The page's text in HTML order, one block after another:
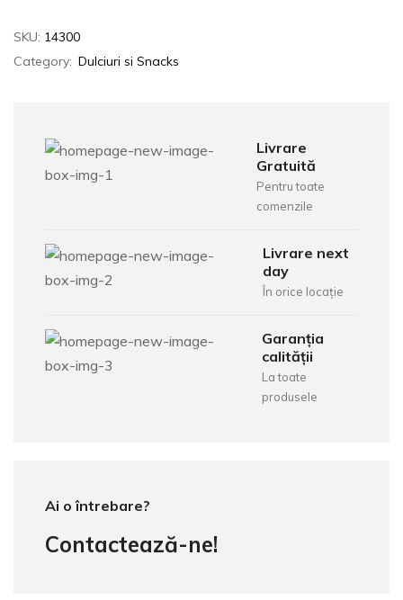
SKU: 14300
Category: Dulciuri si Snacks
Livrare
Gratuită
Pentru toate
comenzile
Livrare next
day
În orice locație
Garanția
calității
La toate
produsele
Ai o întrebare?
Contactează-ne!